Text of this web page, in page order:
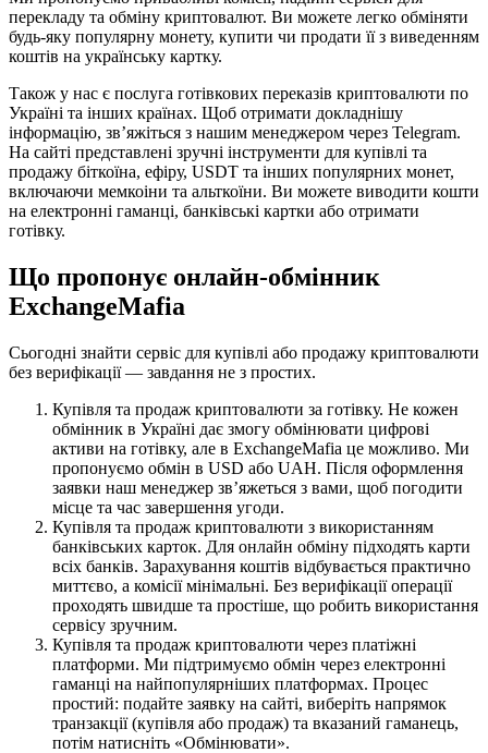
перекладу та обміну криптовалют. Ви можете легко обміняти
будь-яку популярну монету, купити чи продати її з виведенням
коштів на українську картку.
Також у нас є послуга готівкових переказів криптовалюти по
Україні та інших країнах. Щоб отримати докладнішу
інформацію, зв’яжіться з нашим менеджером через Telegram.
На сайті представлені зручні інструменти для купівлі та
продажу біткоїна, ефіру, USDT та інших популярних монет,
включаючи мемкоіни та альткоїни. Ви можете виводити кошти
на електронні гаманці, банківські картки або отримати
готівку.
Що пропонує онлайн-обмінник
ExchangeMafia
Сьогодні знайти сервіс для купівлі або продажу криптовалюти
без верифікації — завдання не з простих.
Купівля та продаж криптовалюти за готівку. Не кожен
обмінник в Україні дає змогу обмінювати цифрові
активи на готівку, але в ExchangeMafia це можливо. Ми
пропонуємо обмін в USD або UAH. Після оформлення
заявки наш менеджер зв’яжеться з вами, щоб погодити
місце та час завершення угоди.
Купівля та продаж криптовалюти з використанням
банківських карток. Для онлайн обміну підходять карти
всіх банків. Зарахування коштів відбувається практично
миттєво, а комісії мінімальні. Без верифікації операції
проходять швидше та простіше, що робить використання
сервісу зручним.
Купівля та продаж криптовалюти через платіжні
платформи. Ми підтримуємо обмін через електронні
гаманці на найпопулярніших платформах. Процес
простий: подайте заявку на сайті, виберіть напрямок
транзакції (купівля або продаж) та вказаний гаманець,
потім натисніть «Обмінювати».